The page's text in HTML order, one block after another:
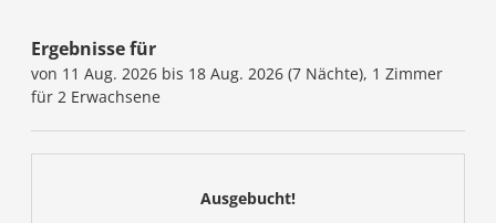
Ergebnisse für
von 11 Aug. 2026 bis 18 Aug. 2026 (7 Nächte), 1 Zimmer
für 2 Erwachsene
Ausgebucht!